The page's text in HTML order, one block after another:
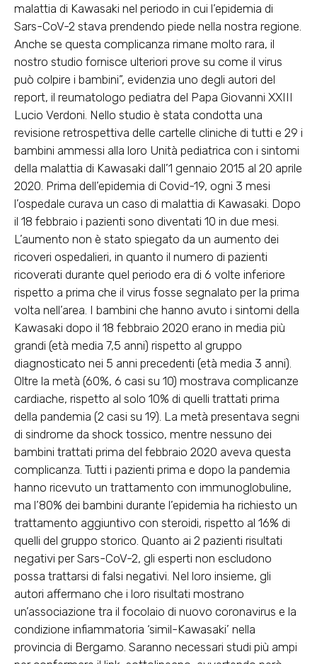
malattia di Kawasaki nel periodo in cui l’epidemia di
Sars-CoV-2 stava prendendo piede nella nostra regione.
Anche se questa complicanza rimane molto rara, il
nostro studio fornisce ulteriori prove su come il virus
può colpire i bambini”, evidenzia uno degli autori del
report, il reumatologo pediatra del Papa Giovanni XXIII
Lucio Verdoni. Nello studio è stata condotta una
revisione retrospettiva delle cartelle cliniche di tutti e 29 i
bambini ammessi alla loro Unità pediatrica con i sintomi
della malattia di Kawasaki dall’1 gennaio 2015 al 20 aprile
2020. Prima dell’epidemia di Covid-19, ogni 3 mesi
l’ospedale curava un caso di malattia di Kawasaki. Dopo
il 18 febbraio i pazienti sono diventati 10 in due mesi.
L’aumento non è stato spiegato da un aumento dei
ricoveri ospedalieri, in quanto il numero di pazienti
ricoverati durante quel periodo era di 6 volte inferiore
rispetto a prima che il virus fosse segnalato per la prima
volta nell’area. I bambini che hanno avuto i sintomi della
Kawasaki dopo il 18 febbraio 2020 erano in media più
grandi (età media 7,5 anni) rispetto al gruppo
diagnosticato nei 5 anni precedenti (età media 3 anni).
Oltre la metà (60%, 6 casi su 10) mostrava complicanze
cardiache, rispetto al solo 10% di quelli trattati prima
della pandemia (2 casi su 19). La metà presentava segni
di sindrome da shock tossico, mentre nessuno dei
bambini trattati prima del febbraio 2020 aveva questa
complicanza. Tutti i pazienti prima e dopo la pandemia
hanno ricevuto un trattamento con immunoglobuline,
ma l’80% dei bambini durante l’epidemia ha richiesto un
trattamento aggiuntivo con steroidi, rispetto al 16% di
quelli del gruppo storico. Quanto ai 2 pazienti risultati
negativi per Sars-CoV-2, gli esperti non escludono
possa trattarsi di falsi negativi. Nel loro insieme, gli
autori affermano che i loro risultati mostrano
un’associazione tra il focolaio di nuovo coronavirus e la
condizione infiammatoria ‘simil-Kawasaki’ nella
provincia di Bergamo. Saranno necessari studi più ampi